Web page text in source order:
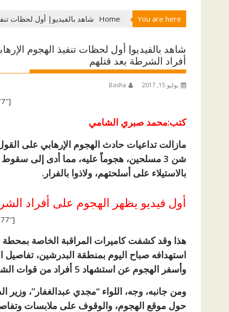
You are here
Home شاهد بالفيديو| أول لحظات
شاهد بالفيديو| أول لحظات تنفيذ الهجوم
أفراد الشرطة بعد قتلهم
يوليو 15, 2017 Basha
[ad id=”1177″]
كتب:محمد صبري الشامي
مازالت تداعيات حادث الهجوم الإرهابي على
بالاستيلاء على أسلحتهم، ولاذوا بالفرار.
أول فيديو يظهر الهجوم على أفراد
[ad id=”1177″]
هذا وقد كشفت كاميرات المراقبة الخاصة بمحطة
استهدافه صباح اليوم بمنطقة البدرشين،
وأسفر الهجوم عن استشهاد 5 أفراد من قوات الشرطة.
ومن جانبه، وجه، اللواء “مجدي عبدالغفار”،
حول موقع الهجوم، والوقوف على ملابسات